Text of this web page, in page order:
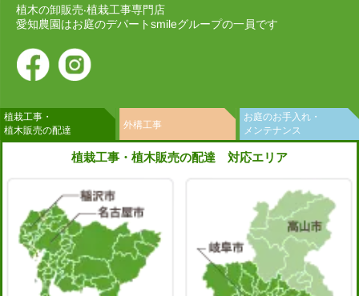
植木の卸販売‧植栽工事専門店
愛知農園はお庭のデパートsmileグループの一員です
植栽工事・
植木販売の配達 外構工事
お庭のお手入れ・
メンテナンス
植栽工事・植木販売の配達 対応エリア